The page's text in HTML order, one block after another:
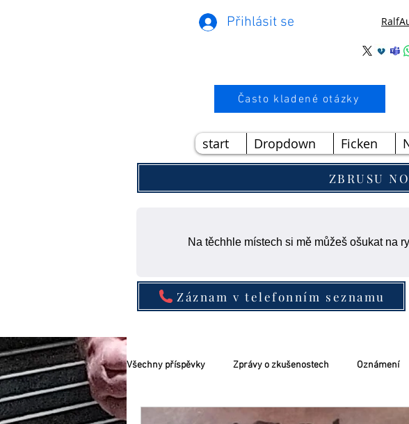
Přihlásit se
Často kladené otázky
start Dropdown Ficken
ZBRUSU
Na těchhle místech si mě můžeš ošukat na
Záznam v telefonním seznamu
Všechny příspěvky Zprávy o zkušenostech Oznámení